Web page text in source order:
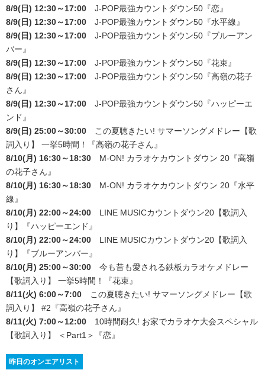
8/9(日) 12:30～17:00
J-POP最強カウントダウン50 『恋』
8/9(日) 12:30～17:00
J-POP最強カウントダウン50 『水平線』
8/9(日) 12:30～17:00
J-POP最強カウントダウン50 『ブルーアン
バー』
8/9(日) 12:30～17:00
J-POP最強カウントダウン50 『花束』
8/9(日) 12:30～17:00
J-POP最強カウントダウン50 『高嶺の花子
さん』
8/9(日) 12:30～17:00
J-POP最強カウントダウン50 『ハッピーエ
ンド』
8/9(日) 25:00～30:00
この夏聴きたい! サマーソングメドレー【歌
詞入り】 一挙5時間！
『高嶺の花子さん』
8/10(月) 16:30～18:30
M-ON! カラオケカウントダウン 20 『高嶺
の花子さん』
8/10(月) 16:30～18:30
M-ON! カラオケカウントダウン 20 『水平
線』
8/10(月) 22:00～24:00
LINE MUSICカウントダウン20【歌詞入
り】
『ハッピーエンド』
8/10(月) 22:00～24:00
LINE MUSICカウントダウン20【歌詞入
り】
『ブルーアンバー』
8/10(月) 25:00～30:00
今も昔も愛される鉄板カラオケメドレー
【歌詞入り】 一挙5時間！
『花束』
8/11(火) 6:00～7:00
この夏聴きたい! サマーソングメドレー【歌
詞入り】 #2 『高嶺の花子さん』
8/11(火) 7:00～12:00
10時間耐久! お家でカラオケ大会スペシャル
【歌詞入り】 ＜Part1＞
『恋』
昨日のオンエアリスト